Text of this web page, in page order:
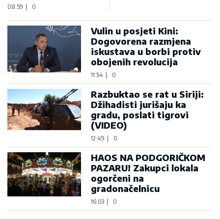
08:59 0
Vulin u posjeti Kini:
Dogovorena razmjena
iskustava u borbi protiv
obojenih revolucija
11:54 0
Razbuktao se rat u Siriji:
Džihadisti jurišaju ka
gradu, poslati tigrovi
(VIDEO)
12:49 0
HAOS NA PODGORIČKOM
PAZARU! Zakupci lokala
ogorčeni na
gradonačelnicu
16:03 0